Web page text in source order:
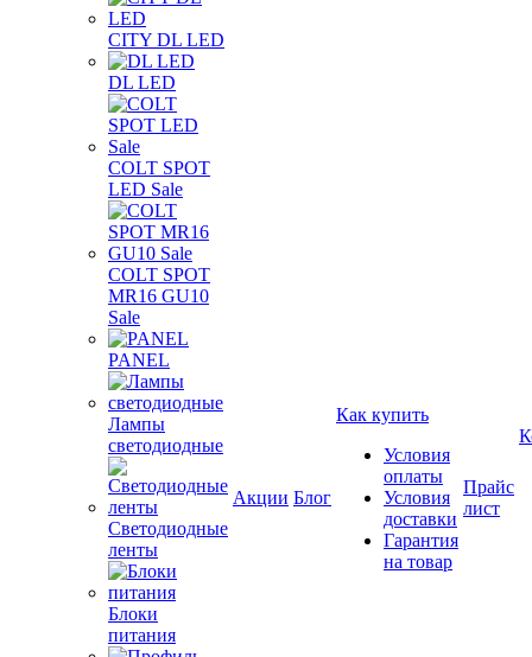
CITY DL LED
DL LED
COLT SPOT
LED Sale
COLT SPOT
MR16 GU10
Sale
PANEL
Лампы
светодиодные
Светодиодные
ленты
Блоки
питания
Акции Блог
Как купить
Условия
оплаты
Условия
доставки
Гарантия
на товар
Прайс
лист